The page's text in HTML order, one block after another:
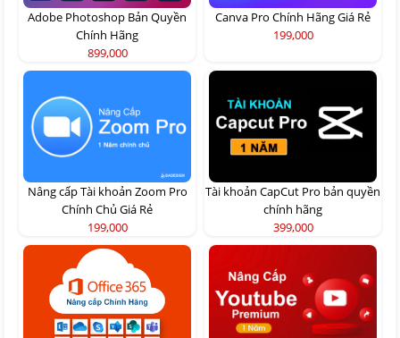
Adobe Photoshop Bản Quyền
Chính Hãng
899,000
Canva Pro Chính Hãng Giá Rẻ
199,000
Nâng cấp Tài khoản Zoom Pro
Chính Chủ Giá Rẻ
199,000
Tài khoản CapCut Pro bản quyền
chính hãng
399,000